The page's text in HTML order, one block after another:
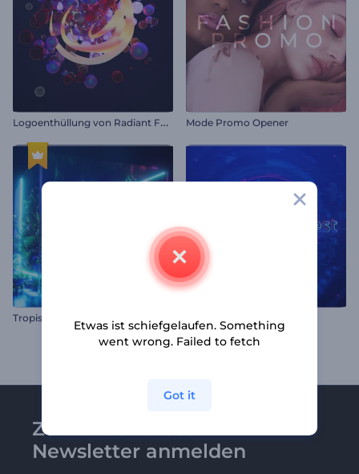
L
ogoenthüllung von Radiant Forms Mode Promo Opener
Tropisches Neon-Logo Cyberglitch Opener
Zu Renderforest-
Newsletter anmelden
Etwas ist schiefgelaufen. Something
went wrong. Failed to fetch
Got it